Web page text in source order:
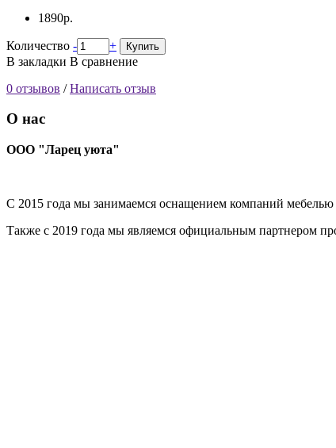
1890р.
Количество - + Купить
В закладки В сравнение
0 отзывов /Написать отзыв
О нас
ООО "Ларец уюта"
С 2015 года мы занимаемся оснащением компаний мебелью
Также с 2019 года мы являемся официальным партнером